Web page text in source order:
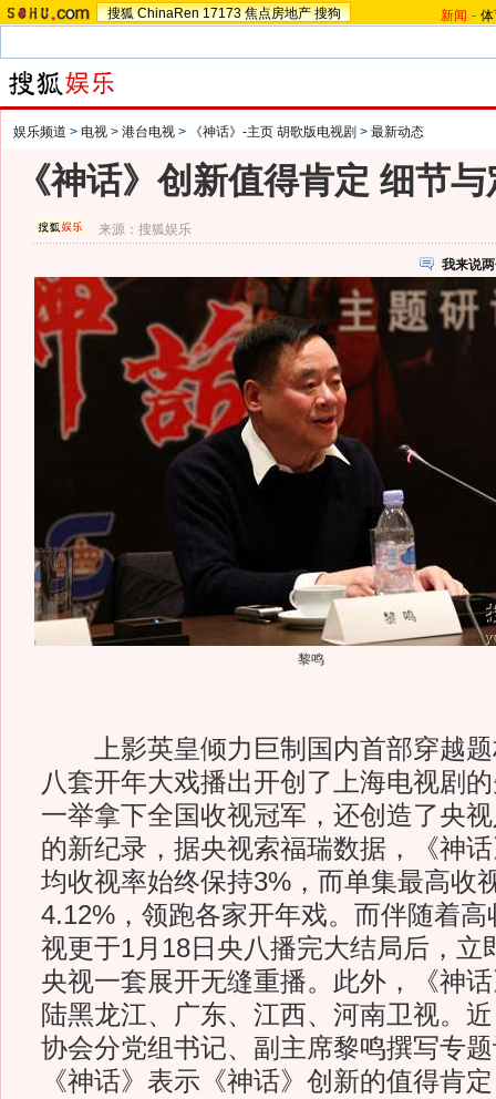
搜狐 ChinaRen 17173 焦点房地产 搜狗 新闻 -
娱乐频道 > 电视 > 港台电视 > 《神话》-主页 胡歌版电视剧 > 最新动态
《神话》创新值得肯定 细节
来源：搜狐娱乐
我来说
黎鸣
上影英皇倾力巨制国内首部穿越题
八套开年大戏播出开创了上海电视剧
一举拿下全国收视冠军，还创造了央
的新纪录，据央视索福瑞数据，《神
均收视率始终保持3%，而单集最高收
4.12%，领跑各家开年戏。而伴随着
视更于1月18日央八播完大结局后，立
央视一套展开无缝重播。此外，《神
陆黑龙江、广东、江西、河南卫视。
协会分党组书记、副主席黎鸣撰写专
《神话》表示《神话》创新的值得肯